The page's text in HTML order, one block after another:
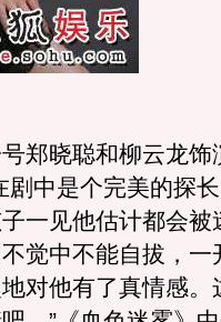
晓聪和柳云龙饰
剧中是个完美的探
一见他估计都会被
觉中不能自拔，一
对他有了真情感。